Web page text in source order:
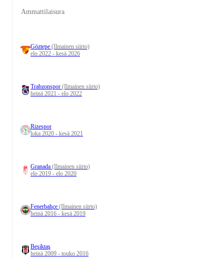
Ammattilaisura
Göztepe (Ilmainen siirto)
elo 2022 - kesä 2026
Trabzonspor (Ilmainen siirto)
heinä 2021 - elo 2022
Rizespor
loka 2020 - kesä 2021
Granada (Ilmainen siirto)
elo 2019 - elo 2020
Fenerbahçe (Ilmainen siirto)
heinä 2016 - kesä 2019
Beşiktaş
heinä 2009 - touko 2016